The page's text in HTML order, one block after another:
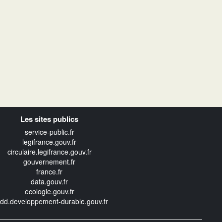
Les sites publics
service-public.fr
legifrance.gouv.fr
circulaire.legifrance.gouv.fr
gouvernement.fr
france.fr
data.gouv.fr
ecologie.gouv.fr
durable.gouv.fr